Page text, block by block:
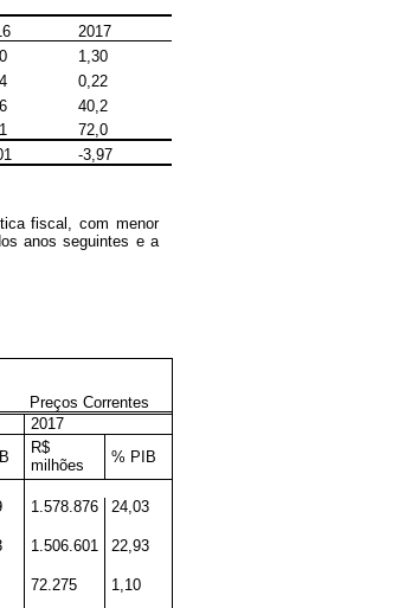
2017
1,30
0,22
40,2
72,0
-3,97
fiscal, com menor
anos seguintes e a
Preços Correntes
2017
R$
milhões
% PIB
1.578.876 24,03
1.506.601 22,93
72.275 1,10